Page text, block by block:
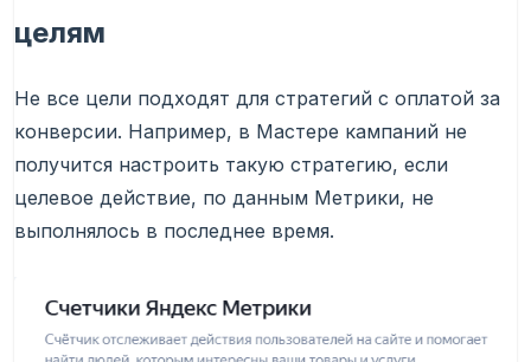
целям
Не все цели подходят для стратегий с оплатой за
конверсии. Например, в Мастере кампаний не
получится настроить такую стратегию, если
целевое действие, по данным Метрики, не
выполнялось в последнее время.